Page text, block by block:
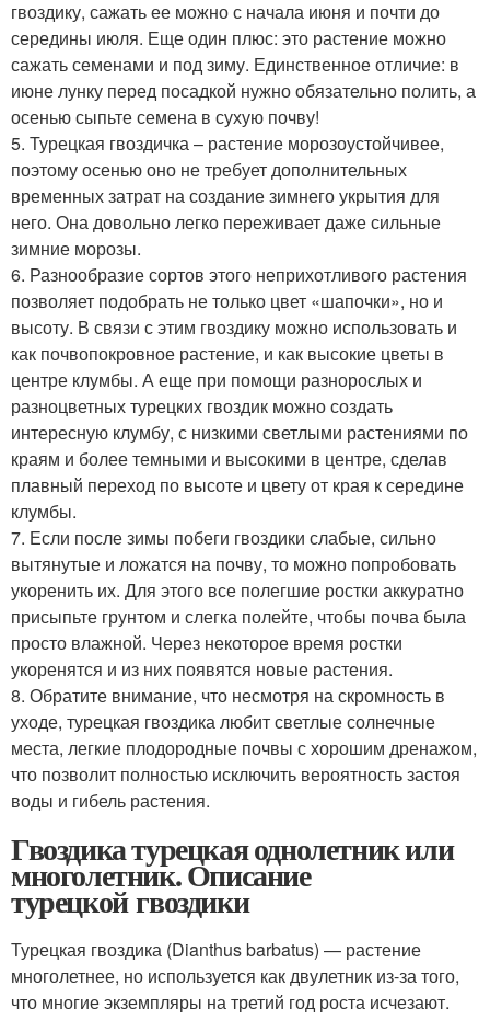
гвоздику, сажать ее можно с начала июня и почти до
середины июля. Еще один плюс: это растение можно
сажать семенами и под зиму. Единственное отличие: в
июне лунку перед посадкой нужно обязательно полить, а
осенью сыпьте семена в сухую почву!
5. Турецкая гвоздичка – растение морозоустойчивее,
поэтому осенью оно не требует дополнительных
временных затрат на создание зимнего укрытия для
него. Она довольно легко переживает даже сильные
зимние морозы.
6. Разнообразие сортов этого неприхотливого растения
позволяет подобрать не только цвет «шапочки», но и
высоту. В связи с этим гвоздику можно использовать и
как почвопокровное растение, и как высокие цветы в
центре клумбы. А еще при помощи разнорослых и
разноцветных турецких гвоздик можно создать
интересную клумбу, с низкими светлыми растениями по
краям и более темными и высокими в центре, сделав
плавный переход по высоте и цвету от края к середине
клумбы.
7. Если после зимы побеги гвоздики слабые, сильно
вытянутые и ложатся на почву, то можно попробовать
укоренить их. Для этого все полегшие ростки аккуратно
присыпьте грунтом и слегка полейте, чтобы почва была
просто влажной. Через некоторое время ростки
укоренятся и из них появятся новые растения.
8. Обратите внимание, что несмотря на скромность в
уходе, турецкая гвоздика любит светлые солнечные
места, легкие плодородные почвы с хорошим дренажом,
что позволит полностью исключить вероятность застоя
воды и гибель растения.
Гвоздика турецкая однолетник или
многолетник. Описание
турецкой гвоздики
Турецкая гвоздика (Dianthus barbatus) — растение
многолетнее, но используется как двулетник из-за того,
что многие экземпляры на третий год роста исчезают.